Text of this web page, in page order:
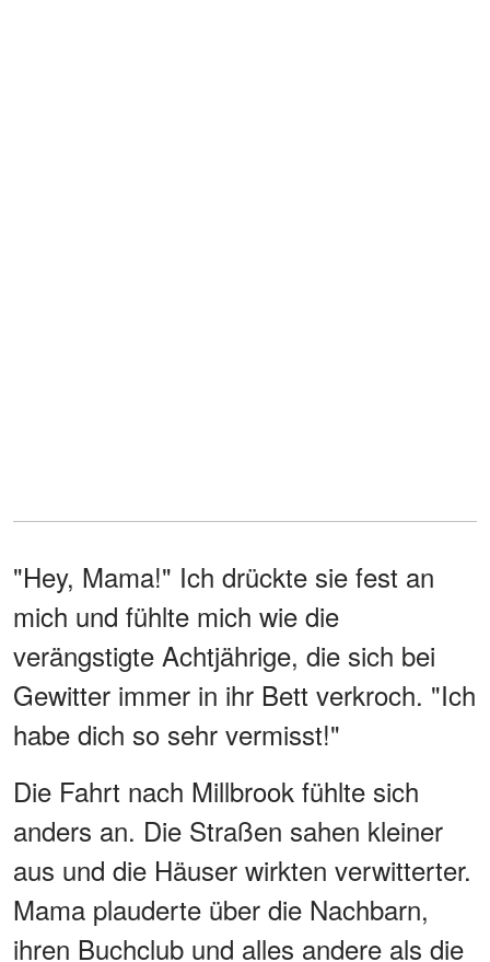
"Hey, Mama!" Ich drückte sie fest an
mich und fühlte mich wie die
verängstigte Achtjährige, die sich bei
Gewitter immer in ihr Bett verkroch. "Ich
habe dich so sehr vermisst!"
Die Fahrt nach Millbrook fühlte sich
anders an. Die Straßen sahen kleiner
aus und die Häuser wirkten verwitterter.
Mama plauderte über die Nachbarn,
ihren Buchclub und alles andere als die